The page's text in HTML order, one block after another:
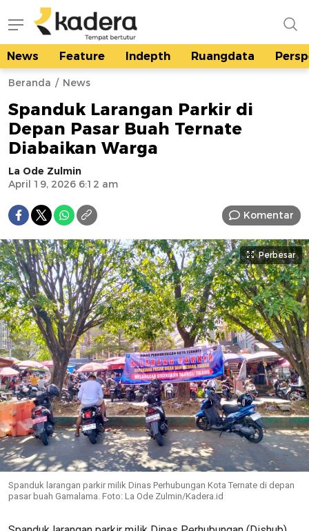
kadera.id
Tempat bertutur
News Feature Indepth Ruangdata
Beranda News
Spanduk Larangan Parkir di
Depan Pasar Buah Ternate
Diabaikan Warga
La Ode Zulmin
April 19, 2026 6:12 am
Komentar
Perbesar
Spanduk larangan parkir milik Dinas Perhubungan Kota Ternate di depan
pasar buah Gamalama. Foto: La Ode Zulmin/Kadera.id